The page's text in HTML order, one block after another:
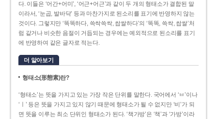
다. 이들은 ‘어간+어미’, ‘어근+어근’과 같이 두 개의 형태소가 결합된 말
이라서, ‘눈곱, 발바닥’ 등과 마찬가지로 된소리를 표기에 반영하지 않는
것이다. 그렇지만 ‘똑똑하다, 쓱싹쓱싹, 쌉쌀하다’의 ‘똑똑, 쓱싹, 쌉쌀’처
럼 같거나 비슷한 음절이 거듭되는 경우에는 예외적으로 된소리를 표기
에 반영하여 같은 글자로 적는다.
더 알아보기
형태소(形態素)란?
‘형태소’는 뜻을 가지고 있는 가장 작은 단위를 말한다. 국어에서 ‘ㅂ’이나
‘ㅣ’ 등은 뜻을 가지고 있지 않기 때문에 형태소가 될 수 없지만 ‘비’가 되
면 뜻을 이루는 최소 단위인 형태소가 된다. ‘책가방’은 ‘책’과 ‘가방’이라